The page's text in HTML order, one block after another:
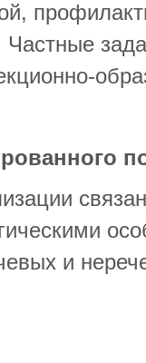
Частные
и